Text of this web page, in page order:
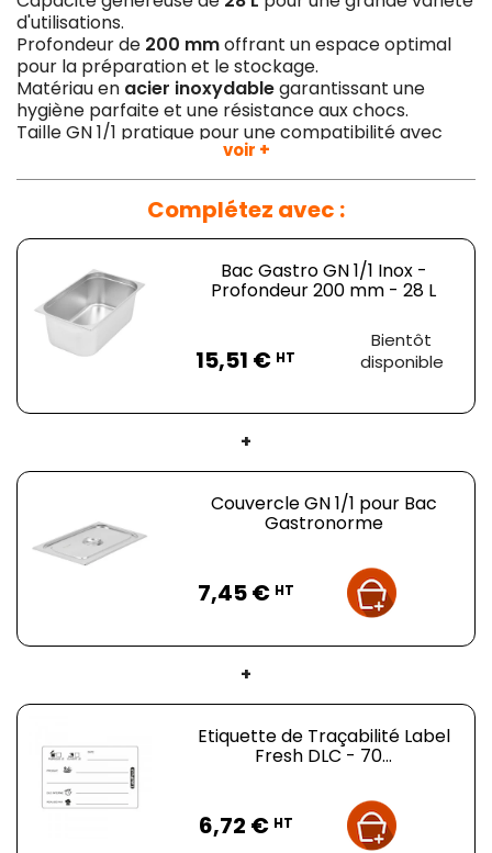
d'utilisations.
Profondeur de 200 mmoffrant un espace optimal
pour la préparation et le stockage.
Matériau en acier inoxydablegarantissant une
hygiène parfaite et une résistance aux chocs.
Taille GN 1/1 pratique pour une compatibilité avec
d'autres équipements de cuisine professionnels.
Facilité de nettoyage grâce à sa capacité à passer
au lave-vaisselle.
LeBac Gastro GN 1/1 Inox Dynasteelest l'allié parfait
des cuisines professionnelles en quête de praticité, de
durabilité et d'hygiène. Donnez à votre espace de
travail le matériel de cuisine de qualité qu'il mérite avec
ce bac gastronorme de haute performance.
voir +
Complétez avec :
Bac Gastro GN 1/1 Inox -
Profondeur 200 mm - 28 L
15,51 € HT
Bientôt
disponible
+
Couvercle GN 1/1 pour Bac
Gastronorme
7,45 € HT
+
Etiquette de Traçabilité Label
Fresh DLC - 70...
6,72 € HT